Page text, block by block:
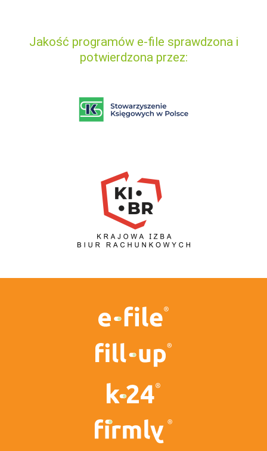
Jakość programów e-file sprawdzona i
potwierdzona przez: